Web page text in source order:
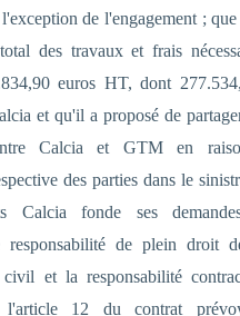
de l'engagement ;
des travaux et frais
euros HT, dont
et qu'il a proposé de
Calcia et GTM en
des parties dans le
Calcia fonde ses
responsabilité de plein droit
et la responsabilité
l'article 12 du contrat